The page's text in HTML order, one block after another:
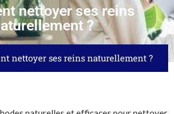
nettoyer ses reins
?
nettoyer ses reins naturellement ?